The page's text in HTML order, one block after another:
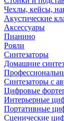
Чехлы, кейсы,
Акустические
Аксессуары
Пианино
Рояли
Синтезаторы
Домашние
Синтезаторы с
Цифровые
Интерьерные
Портативные
Сценические